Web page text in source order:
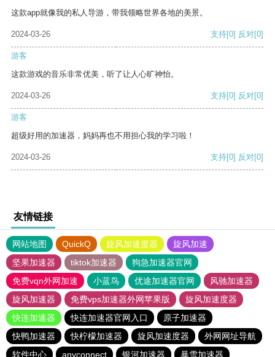
这款app就像我的私人导游，带我领略世界各地的美景。
2024-03-26 支持[0] 反对[0]
游客
这款游戏的音乐非常优美，听了让人心旷神怡。
2024-03-26 支持[0] 反对[0]
游客
超级好用的加速器，妈妈再也不用担心我的学习啦！
2024-03-26 支持[0] 反对[0]
友情链接
网站地图 QuickQ 旋风加速度器
旋风加速
坚果加速器
tiktok加速器
狗急加速器官网
免费vqn外网加速
小蓝鸟 优途加速器官网
风驰加速器
旋风加速器
免费vps加速器外网苹果版
旋风加速度器
快连加速器
快连加速器官网入口
原子加速器
快鸭加速器
快柠檬加速器 旋风加速度器
外网网址导航
软件中心
anyconnect 银河加速器 暴雪加速器